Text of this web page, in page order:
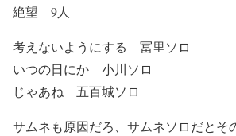
絶望 9人
考えないようにする 冨里ソロ
いつの日にか 小川ソロ
じゃあね 五百城ソロ
サムネも原因だろ、サムネソロだとそ